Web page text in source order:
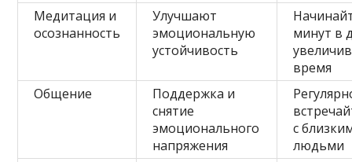
Медитация и
осознанность
Улучшают
эмоциональную
устойчивость
минут в
время
Общение
Поддержка и
снятие
эмоционального
напряжения
с
людьми